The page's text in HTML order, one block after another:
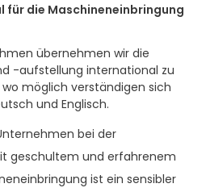
für die Maschineneinbringung
übernehmen wir die
-aufstellung international zu
möglich verständigen sich
und Englisch.
bei der
geschultem und erfahrenem
ist ein sensibler